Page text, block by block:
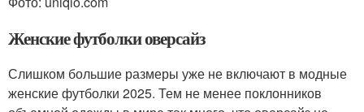
Женские футболки оверсайз
Слишком большие размеры уже не включают в модные
женские футболки 2025. Тем не менее поклонников